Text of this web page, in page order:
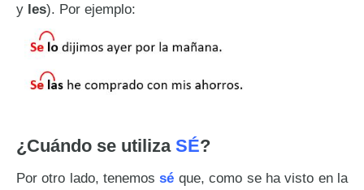
y les). Por ejemplo:
¿Cuándo se utiliza SÉ?
Por otro lado, tenemossé que, como se ha visto en la